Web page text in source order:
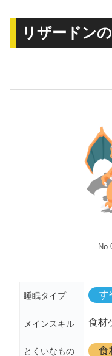
リザードン
睡眠タイプ す
メインスキル 食材
とくいなもの 食